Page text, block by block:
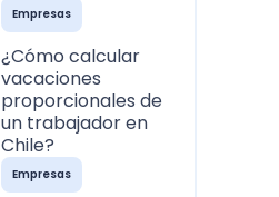
Empresas
¿Cómo calcular
vacaciones
proporcionales de
un trabajador en
Chile?
Empresas